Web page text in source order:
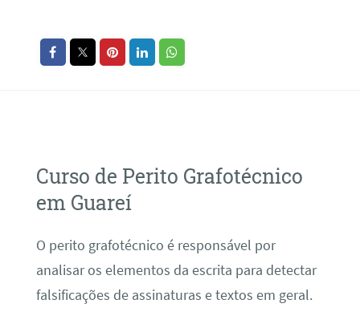
Curso de Perito Grafotécnico
em Guareí
O perito grafotécnico é responsável por
analisar os elementos da escrita para detectar
falsificações de assinaturas e textos em geral.